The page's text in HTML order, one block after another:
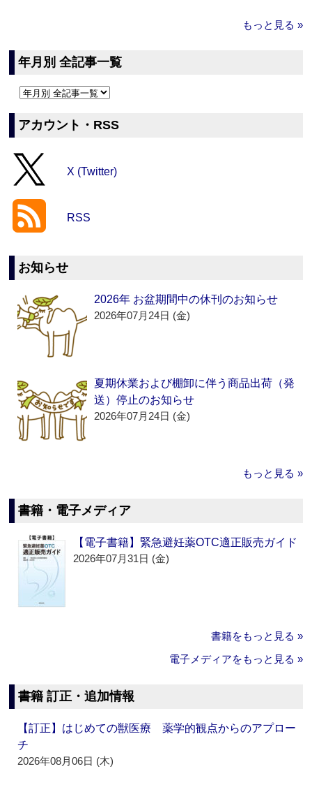
もっと見る »
年月別 全記事一覧
アカウント・RSS
X (Twitter)
RSS
お知らせ
2026年 お盆期間中の休刊のお知らせ
2026年07月24日 (金)
夏期休業および棚卸に伴う商品出荷（発
送）停止のお知らせ
2026年07月24日 (金)
もっと見る »
書籍・電子メディア
【電子書籍】緊急避妊薬OTC適正販売ガイド
2026年07月31日 (金)
書籍をもっと見る »
電子メディアをもっと見る »
書籍 訂正・追加情報
【訂正】はじめての獣医療 薬学的観点からのアプロー
チ
2026年08月06日 (木)